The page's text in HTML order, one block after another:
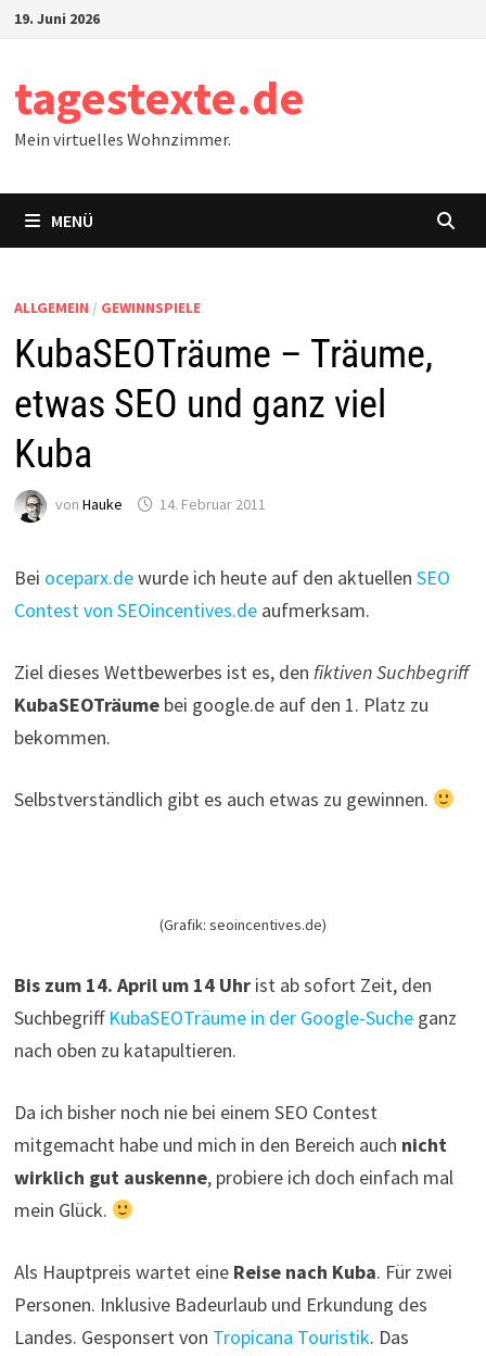
Zum19. Juni 2026
tagestexte.de
Mein virtuelles Wohnzimmer.
MENÜ
ALLGEMEIN / GEWINNSPIELE
KubaSEOTräume – Träume,
etwas SEO und ganz viel
Kuba
von Hauke 14. Februar 2011
Bei oceparx.dewurde ich heute auf den aktuellen SEO
Contest von SEOincentives.deaufmerksam.
Ziel dieses Wettbewerbes ist es, den fiktiven Suchbegriff
KubaSEOTräumebei google.de auf den 1. Platz zu
bekommen.
Selbstverständlich gibt es auch etwas zu gewinnen.
(Grafik: seoincentives.de)
Bis zum 14. April um 14 Uhrist ab sofort Zeit, den
Suchbegriff KubaSEOTräume in der Google-Sucheganz
nach oben zu katapultieren.
Da ich bisher noch nie bei einem SEO Contest
mitgemacht habe und mich in den Bereich auch nicht
wirklich gut auskenne, probiere ich doch einfach mal
mein Glück.
Als Hauptpreis wartet eine Reise nach Kuba. Für zwei
Personen. Inklusive Badeurlaub und Erkundung des
Landes. Gesponsert von Tropicana Touristik. Das